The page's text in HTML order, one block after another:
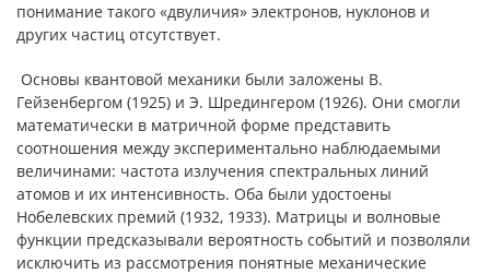
понимание такого «двуличия» электронов, нуклонов и
других частиц отсутствует.
Основы квантовой механики были заложены В.
Гейзенбергом (1925) и Э. Шредингером (1926). Они смогли
математически в матричной форме представить
соотношения между экспериментально наблюдаемыми
величинами: частота излучения спектральных линий
атомов и их интенсивность. Оба были удостоены
Нобелевских премий (1932, 1933). Матрицы и волновые
функции предсказывали вероятность событий и позволяли
исключить из рассмотрения понятные механические